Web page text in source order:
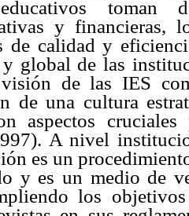
toman
y financieras,
de calidad y
y global de las
de las IES
de una cultura
aspectos cruciales
A nivel
es un
y es un medio de
los